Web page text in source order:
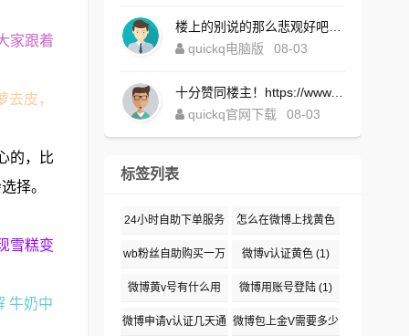
家跟着
皮，
的，比
择。
雪糕变
牛奶中
quickq电脑版
08-03
十分赞同楼主！https://www.quickqxi.com/
quickq官网下载
08-03
标签列表
24小时自助下单服务
(1)
怎么在微博上找黄色
(1)
wb粉丝自助购买一万
(1)
微博v认证黄色 (1)
微博黄v号有什么用
(1)
微博用账号登陆 (1)
微博申请v认证几天通 微博包上金V需要多少